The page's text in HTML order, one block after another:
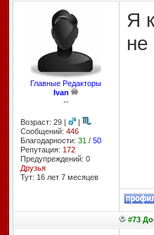
Главные Редакторы
Ivan
--
Возраст: 29 |
|
Сообщений: 446
Благодарности: 31 / 50
Репутация: 172
Предупреждений: 0
Друзья
Тут: 16 лет 7 месяцев
Я
не
#73